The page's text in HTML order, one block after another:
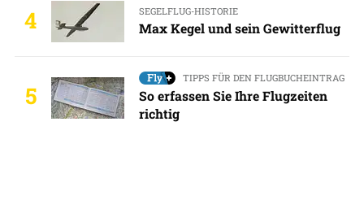
4 SEGELFLUG-HISTORIE
Max Kegel und sein Gewitterflug
5
TIPPS FÜR DEN FLUGBUCHEINTRAG
So erfassen Sie Ihre Flugzeiten
richtig